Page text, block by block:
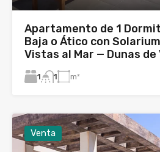
Apartamento de 1
Baja o Ático con
Vistas al Mar — Dunas de
1 1 m²
Venta